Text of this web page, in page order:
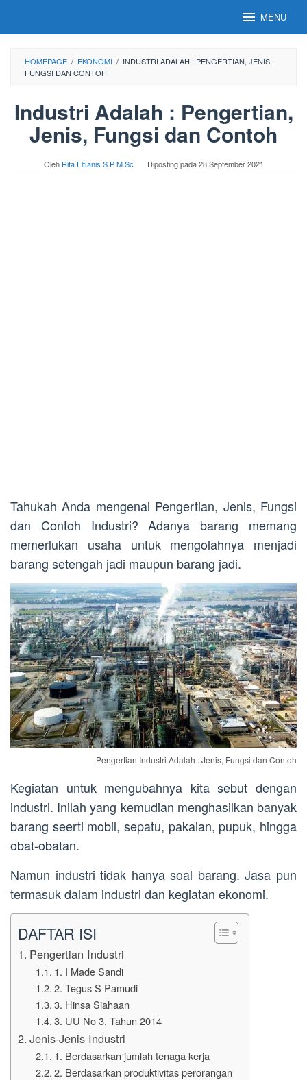
MENU
HOMEPAGE / EKONOMI / INDUSTRI ADALAH : PENGERTIAN, JENIS,
FUNGSI DAN CONTOH
Industri Adalah : Pengertian,
Jenis, Fungsi dan Contoh
Oleh Rita Elfianis S.P M.Sc Diposting pada28 September 2021
Tahukah Anda mengenai Pengertian, Jenis, Fungsi
dan Contoh Industri? Adanya barang memang
memerlukan usaha untuk mengolahnya menjadi
barang setengah jadi maupun barang jadi.
Pengertian Industri Adalah : Jenis, Fungsi dan Contoh
Kegiatan untuk mengubahnya kita sebut dengan
industri. Inilah yang kemudian menghasilkan banyak
barang seerti mobil, sepatu, pakaian, pupuk, hingga
obat-obatan.
Namun industri tidak hanya soal barang. Jasa pun
termasuk dalam industri dan kegiatan ekonomi.
DAFTAR ISI
Pengertian Industri
1. I Made Sandi
2. Tegus S Pamudi
3. Hinsa Siahaan
3. UU No 3. Tahun 2014
Jenis-Jenis Industri
1. Berdasarkan jumlah tenaga kerja
2. Berdasarkan produktivitas perorangan